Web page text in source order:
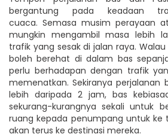
bergantung pada keadaan
cuaca. Semasa musim perayaan
mungkin mengambil masa lebih
trafik yang sesak di jalan raya.
boleh berehat di dalam bas
perlu berhadapan dengan trafik
memenatkan. Sekiranya perjalanan
lebih daripada 2 jam, bas
sekurang-kurangnya sekali untuk
ruang kepada penumpang untuk ke
akan terus ke destinasi mereka.